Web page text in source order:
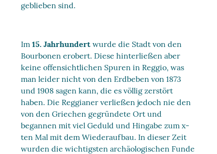
geblieben sind.
Im15. Jahrhundert wurde die Stadt von den
Bourbonen erobert. Diese hinterließen aber
keine offensichtlichen Spuren in Reggio, was
man leider nicht von den Erdbeben von 1873
und 1908 sagen kann, die es völlig zerstört
haben. Die Reggianer verließen jedoch nie den
von den Griechen gegründete Ort und
begannen mit viel Geduld und Hingabe zum x-
ten Mal mit dem Wiederaufbau. In dieser Zeit
wurden die wichtigsten archäologischen Funde